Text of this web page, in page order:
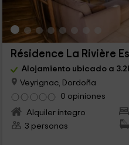
Résidence La Rivière
Alojamiento ubicado a
Veyrignac, Dordoña
0 opiniones
Alquiler íntegro
3 personas